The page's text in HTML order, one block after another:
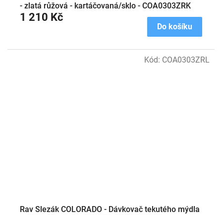
- zlatá růžová - kartáčovaná/sklo - COA0303ZRK
1 210 Kč
Do košíku
Rav Slezák COLORADO - Dávkovač tekutého mýdla
Kód: COA0303ZRL